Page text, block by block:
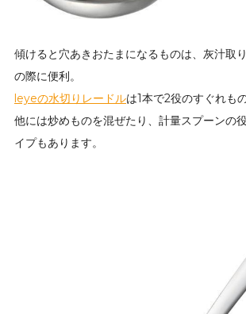
傾けると穴あきおたまになるものは、灰汁取
の際に便利。
leyeの水切りレードルは1本で2役のすぐれも
他には炒めものを混ぜたり、計量スプーンの
イプもあります。